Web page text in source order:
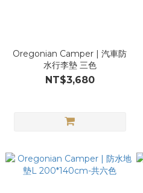
Oregonian Camper | 汽車防
水行李墊 三色
NT$3,680